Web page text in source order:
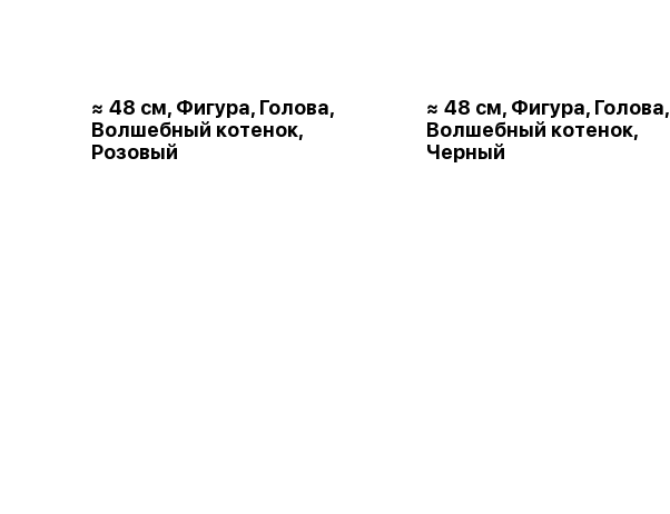
≈ 48 см, Фигура, Голова,
Волшебный котенок,
Розовый
≈ 48 см, Фигура, Голова,
Волшебный котенок,
Черный